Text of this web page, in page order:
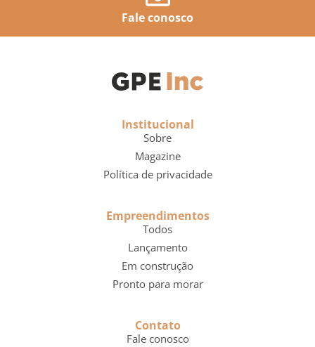
Fale conosco
Institucional
Sobre
Magazine
Política de privacidade
Empreendimentos
Todos
Lançamento
Em construção
Pronto para morar
Contato
Fale conosco